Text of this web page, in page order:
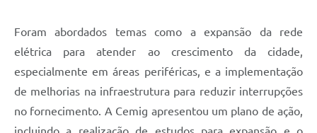
Foram abordados temas como a expansão da rede
elétrica para atender ao crescimento da cidade,
especialmente em áreas periféricas, e a implementação
de melhorias na infraestrutura para reduzir interrupções
no fornecimento. A Cemig apresentou um plano de ação,